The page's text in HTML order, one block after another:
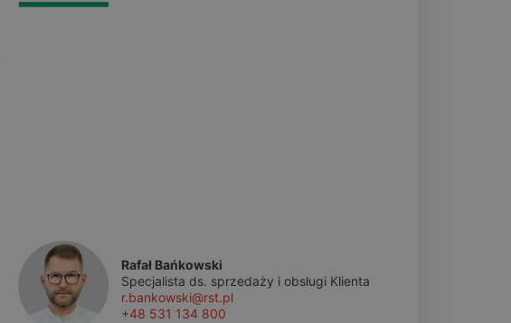
Rafał Bańkowski
Specjalista ds. sprzedaży i obsługi Klienta
r.bankowski@rst.pl
+48 531 134 800